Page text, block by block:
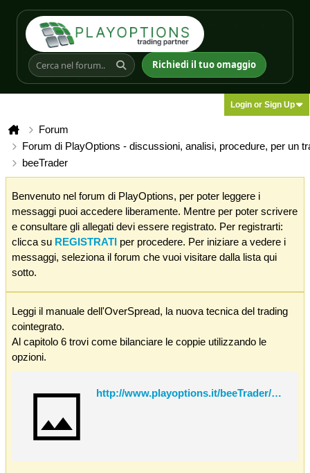
Richiedi il tuo omaggio
Login or Sign Up
Forum
Forum di PlayOptions - discussioni, analisi, procedure, per un
beeTrader
Benvenuto nel forum di PlayOptions, per poter leggere i
messaggi puoi accedere liberamente. Mentre per poter scrivere
e consultare gli allegati devi essere registrato. Per registrarti:
clicca su REGISTRATI per procedere. Per iniziare a vedere i
messaggi, seleziona il forum che vuoi visitare dalla lista qui
sotto.
Leggi il manuale dell'OverSpread, la nuova tecnica del trading
cointegrato.
Al capitolo 6 trovi come bilanciare le coppie utilizzando le
opzioni.
http://www.playoptions.it/beeTrader/OverSpread.pdf